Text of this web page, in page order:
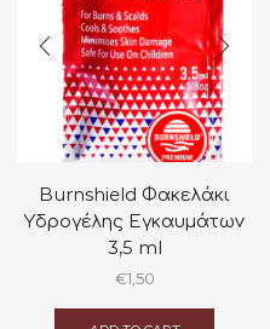
Burnshield Φακελάκι
Υδρογέλης Εγκαυμάτων
3,5 ml
€1,50